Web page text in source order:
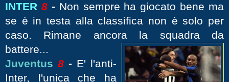
INTER 8 -Non sempre ha giocato bene ma
se è in testa alla classifica non è solo per
caso. Rimane ancora la squadra da
battere...
Juventus 8 - E' l'anti-
Inter, l'unica che ha